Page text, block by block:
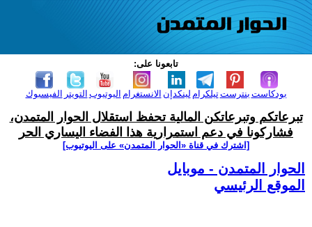
تابعونا على:
الفيسبوك التويتر اليوتيوب الانستغرام لينكدإن تيلكرامبنترست بودكاست
تبرعاتكم وتبرعاتكن المالية تحفظ استقلال الحوار المتمدن،
فشاركونا في دعم استمرارية هذا الفضاء اليساري الحر
[اشترك في قناة ‫«الحوار المتمدن» على اليوتيوب]
الحوار المتمدن - موبايل
الموقع الرئيسي